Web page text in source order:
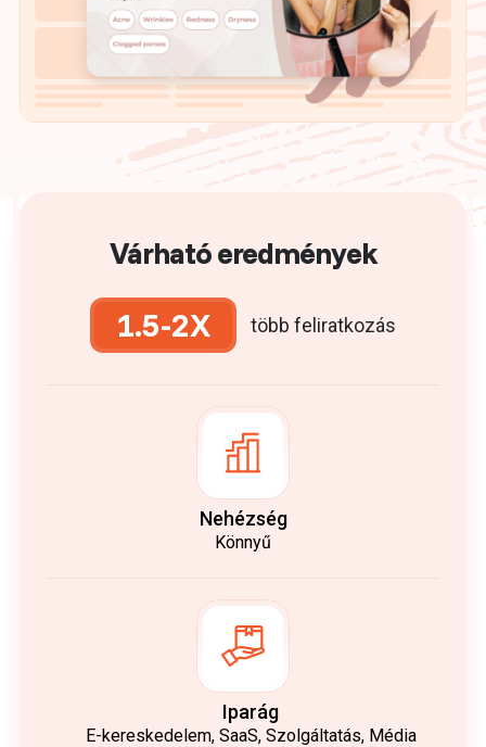
Várható eredmények
1.5-2X több feliratkozás
Nehézség
Könnyű
Iparág
E-kereskedelem, SaaS, Szolgáltatás, Média